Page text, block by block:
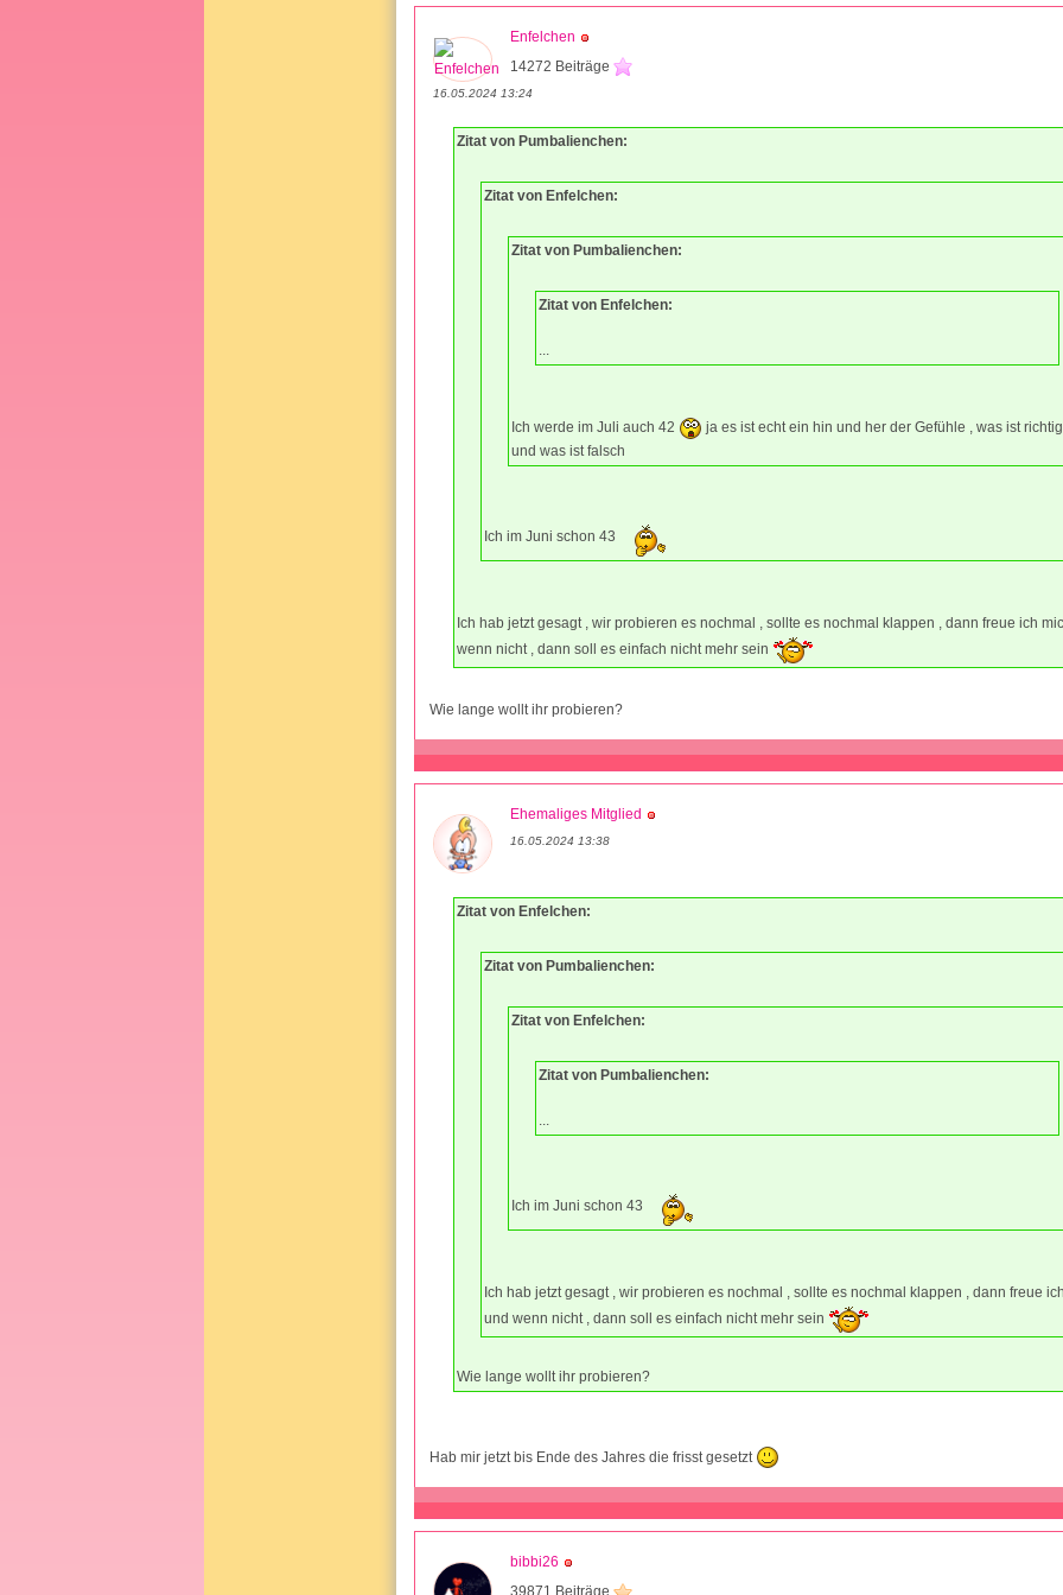
Enfelchen
14272 Beiträge
16.05.2024 13:24
Zitat von Pumbalienchen:
Zitat von Enfelchen:
Zitat von Pumbalienchen:
Zitat von Enfelchen:
Ich werde im Juli auch 42
ja es ist echt ein hin und her der Gefühle , was ist richtig
und was ist falsch
Ich im Juni schon 43
Ich hab jetzt gesagt , wir probieren es nochmal , sollte es nochmal klappen , dann freue ich
wenn nicht , dann soll es einfach nicht mehr sein
Wie lange wollt ihr probieren?
Ehemaliges Mitglied
16.05.2024 13:38
Zitat von Enfelchen:
Zitat von Pumbalienchen:
Zitat von Enfelchen:
Zitat von Pumbalienchen:
Ich im Juni schon 43
Ich hab jetzt gesagt , wir probieren es nochmal , sollte es nochmal klappen , dann freue
und wenn nicht , dann soll es einfach nicht mehr sein
Wie lange wollt ihr probieren?
Hab mir jetzt bis Ende des Jahres die frisst gesetzt
bibbi26